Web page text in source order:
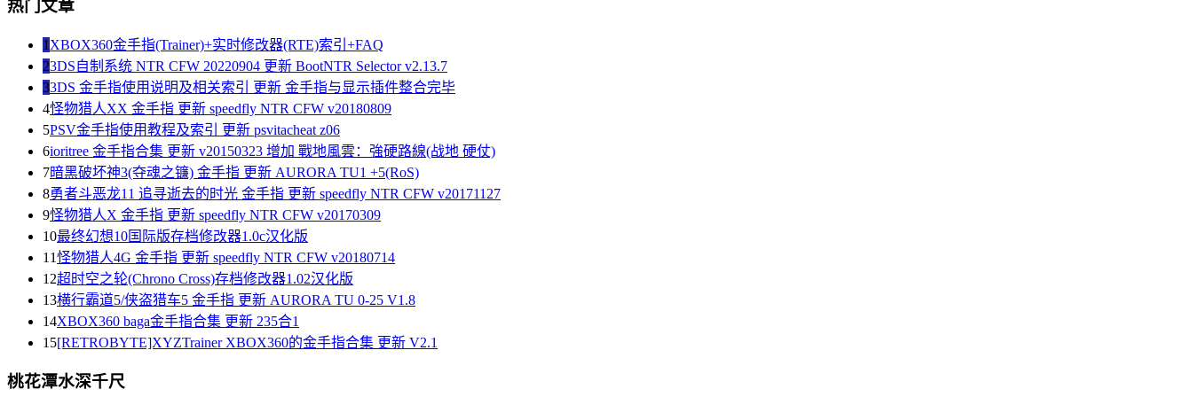
热门文章
1 XBOX360金手指(Trainer)+实时修改器(RTE)索引+FAQ
23DS自制系统 NTR CFW 20220904 更新 BootNTR Selector v2.13.7
33DS 金手指使用说明及相关索引 更新 金手指与显示插件整合完毕
4怪物猎人XX 金手指 更新 speedfly NTR CFW v20180809
5PSV金手指使用教程及索引 更新 psvitacheat z06
6ioritree 金手指合集 更新 v20150323 增加 戰地風雲：強硬路線(战地 硬仗)
7暗黑破坏神3(夺魂之镰) 金手指 更新 AURORA TU1 +5(RoS)
8勇者斗恶龙11 追寻逝去的时光 金手指 更新 speedfly NTR CFW v20171127
9怪物猎人X 金手指 更新 speedfly NTR CFW v20170309
10最终幻想10国际版存档修改器1.0c汉化版
11怪物猎人4G 金手指 更新 speedfly NTR CFW v20180714
12超时空之轮(Chrono Cross)存档修改器1.02汉化版
13横行霸道5/侠盗猎车5 金手指 更新 AURORA TU 0-25 V1.8
14XBOX360 baga金手指合集 更新 235合1
15[RETROBYTE]XYZTrainer XBOX360的金手指合集 更新 V2.1
桃花潭水深千尺